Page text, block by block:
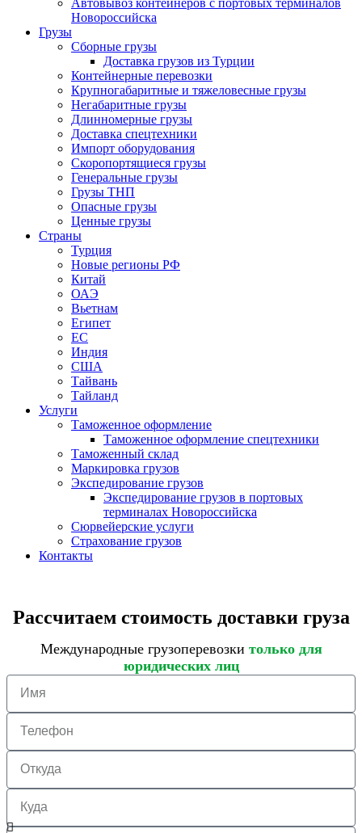
Автовывоз контейнеров с портовых терминалов
Новороссийска
Грузы
Сборные грузы
Доставка грузов из Турции
Контейнерные перевозки
Крупногабаритные и тяжеловесные грузы
Негабаритные грузы
Длинномерные грузы
Доставка спецтехники
Импорт оборудования
Скоропортящиеся грузы
Генеральные грузы
Грузы ТНП
Опасные грузы
Ценные грузы
Страны
Турция
Новые регионы РФ
Китай
ОАЭ
Вьетнам
Египет
ЕС
Индия
США
Тайвань
Тайланд
Услуги
Таможенное оформление
Таможенное оформление спецтехники
Таможенный склад
Маркировка грузов
Экспедирование грузов
Экспедирование грузов в портовых
терминалах Новороссийска
Сюрвейерские услуги
Страхование грузов
Контакты
Рассчитаем стоимость доставки груза
Международные грузоперевозки только для
юридических лиц